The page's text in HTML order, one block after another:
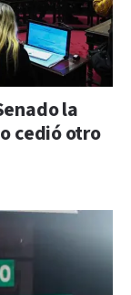
la
cedió otro